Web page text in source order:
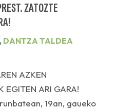
ZATOZTE
, DANTZA TALDEA
AZKEN
EGITEN ARI GARA!
19an, gaueko